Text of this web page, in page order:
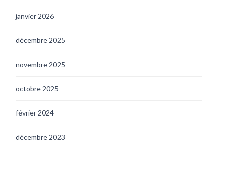
janvier 2026
décembre 2025
novembre 2025
octobre 2025
février 2024
décembre 2023